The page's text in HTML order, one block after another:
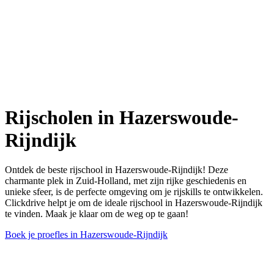
Rijscholen in Hazerswoude-
Rijndijk
Ontdek de beste rijschool in Hazerswoude-Rijndijk! Deze
charmante plek in Zuid-Holland, met zijn rijke geschiedenis en
unieke sfeer, is de perfecte omgeving om je rijskills te ontwikkelen.
Clickdrive helpt je om de ideale rijschool in Hazerswoude-Rijndijk
te vinden. Maak je klaar om de weg op te gaan!
Boek je proefles in Hazerswoude-Rijndijk